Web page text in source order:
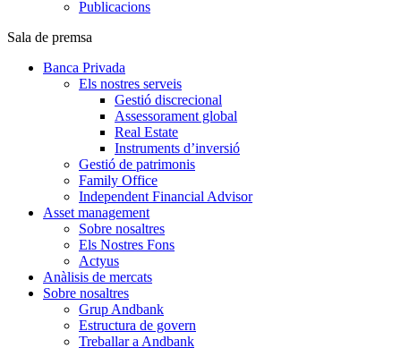
Publicacions
Sala de premsa
Banca Privada
Els nostres serveis
Gestió discrecional
Assessorament global
Real Estate
Instruments d’inversió
Gestió de patrimonis
Family Office
Independent Financial Advisor
Asset management
Sobre nosaltres
Els Nostres Fons
Actyus
Anàlisis de mercats
Sobre nosaltres
Grup Andbank
Estructura de govern
Treballar a Andbank